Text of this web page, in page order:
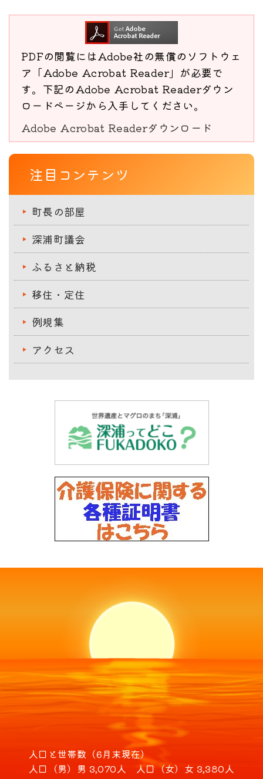
PDFの閲覧にはAdobe社の無償のソフトウェ
ア「Adobe Acrobat Reader」が必要で
す。下記のAdobe Acrobat Readerダウン
ロードページから入手してください。
Adobe Acrobat Readerダウンロード
注目コンテンツ
町長の部屋
深浦町議会
ふるさと納税
移住・定住
例規集
アクセス
人口と世帯数（6月末現在）
人口（男） 男 3,070人 人口（女） 女 3,380人